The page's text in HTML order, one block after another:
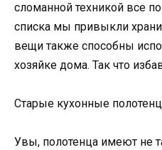
сломанной техникой все
списка мы привыкли
вещи также способны
хозяйке дома. Так что
Старые кухонные
Увы, полотенца имеют не